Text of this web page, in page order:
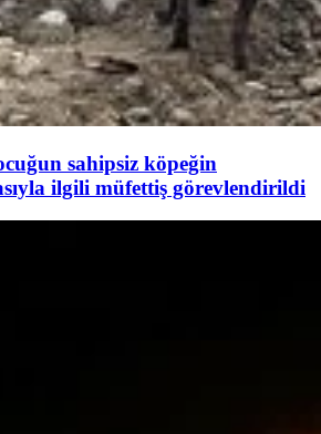
sahipsiz köpeğin
ilgili müfettiş görevlendirildi